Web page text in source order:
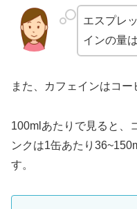
エスプレ
インの量
また、カフェインはコー
100mlあたりで見ると、
ンクは1缶あたり
す。